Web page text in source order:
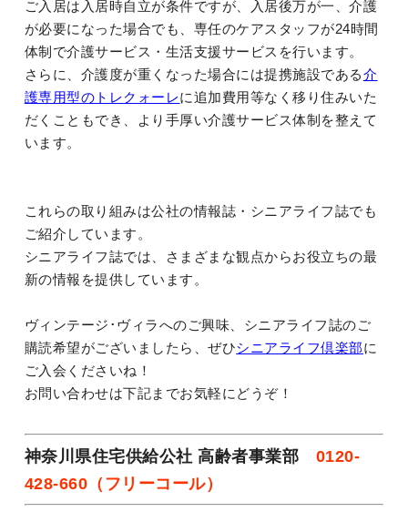
ご入居は入居時自立が条件ですが、入居後万が一、介護
が必要になった場合でも、専任のケアスタッフが24時間
体制で介護サービス・生活支援サービスを行います。
さらに、介護度が重くなった場合には提携施設である介
護専用型のトレクォーレに追加費用等なく移り住みいた
だくこともでき、より手厚い介護サービス体制を整えて
います。
これらの取り組みは公社の情報誌・シニアライフ誌でも
ご紹介しています。
シニアライフ誌では、さまざまな観点からお役立ちの最
新の情報を提供しています。
ヴィンテージ･ヴィラへのご興味、シニアライフ誌のご
購読希望がございましたら、ぜひシニアライフ倶楽部に
ご入会くださいね！
お問い合わせは下記までお気軽にどうぞ！
神奈川県住宅供給公社 高齢者事業部 0120-
428-660（フリーコール）